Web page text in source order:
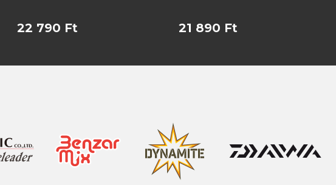
22 790 Ft 21 890 Ft